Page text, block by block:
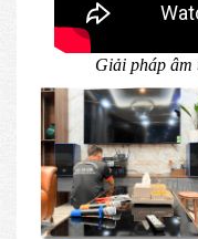
Giải pháp âm